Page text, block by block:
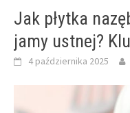
Jak płytka
jamy ustnej?
4 października 2025